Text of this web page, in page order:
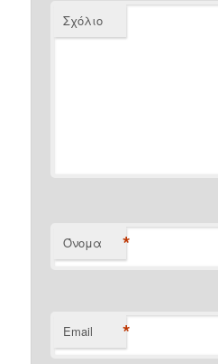
Σχόλιο
Όνομα *
Email *